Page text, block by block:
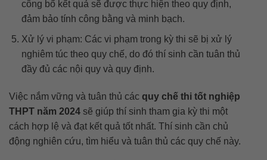
công bố kết quả sẽ được thực hiện theo quy định,
đảm bảo tính công bằng và minh bạch.
Xử lý vi phạm: Các vi phạm trong kỳ thi sẽ bị xử lý
nghiêm túc theo quy chế, do đó thí sinh cần tuân thủ
đầy đủ các nội quy và quy định.
Việc nắm vững và tuân thủ các quy chế thi tốt nghiệp
THPT năm 2024 sẽ giúp thí sinh tham gia kỳ thi một
cách hợp lệ và đạt kết quả tốt nhất. Thí sinh cần chủ
động nghiên cứu, tìm hiểu và tuân thủ các quy chế này.